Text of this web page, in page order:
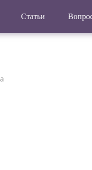
Статьи